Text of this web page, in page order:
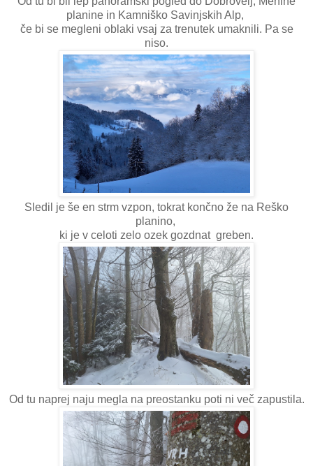
planine in Kamniško Savinjskih Alp,
če bi se megleni oblaki vsaj za trenutek umaknili. Pa se
niso.
Sledil je še en strm vzpon, tokrat končno že na Reško
planino,
ki je v celoti zelo ozek gozdnat greben.
Od tu naprej naju megla na preostanku poti ni več zapustila.